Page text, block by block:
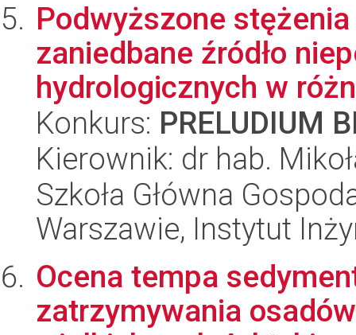
Podwyższone
zaniedbane źródło
hydrologicznych w
Konkurs: PRELUDIUM
Kierownik: dr hab.
Szkoła Główna
Warszawie, Instytut
Ocena tempa
zatrzymywania